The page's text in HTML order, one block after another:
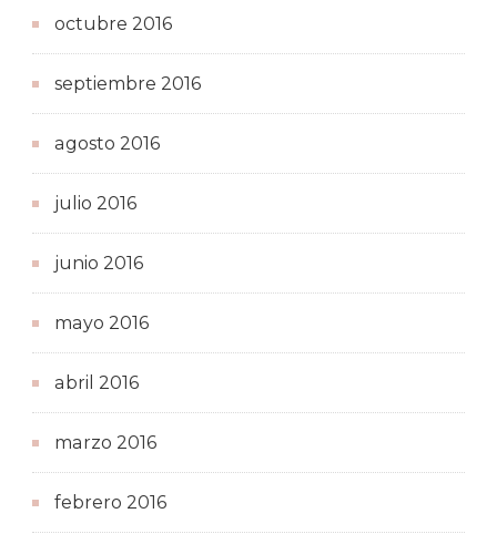
octubre 2016
septiembre 2016
agosto 2016
julio 2016
junio 2016
mayo 2016
abril 2016
marzo 2016
febrero 2016